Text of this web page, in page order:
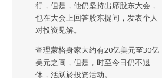
行，但是，他仍坚持出席股东大会，
也在大会上回答股东提问，发表个人
对投资见解。
查理蒙格身家大约有20亿美元至30亿
美元之间，但是，时至今日仍不退
休，活跃於投资活动。